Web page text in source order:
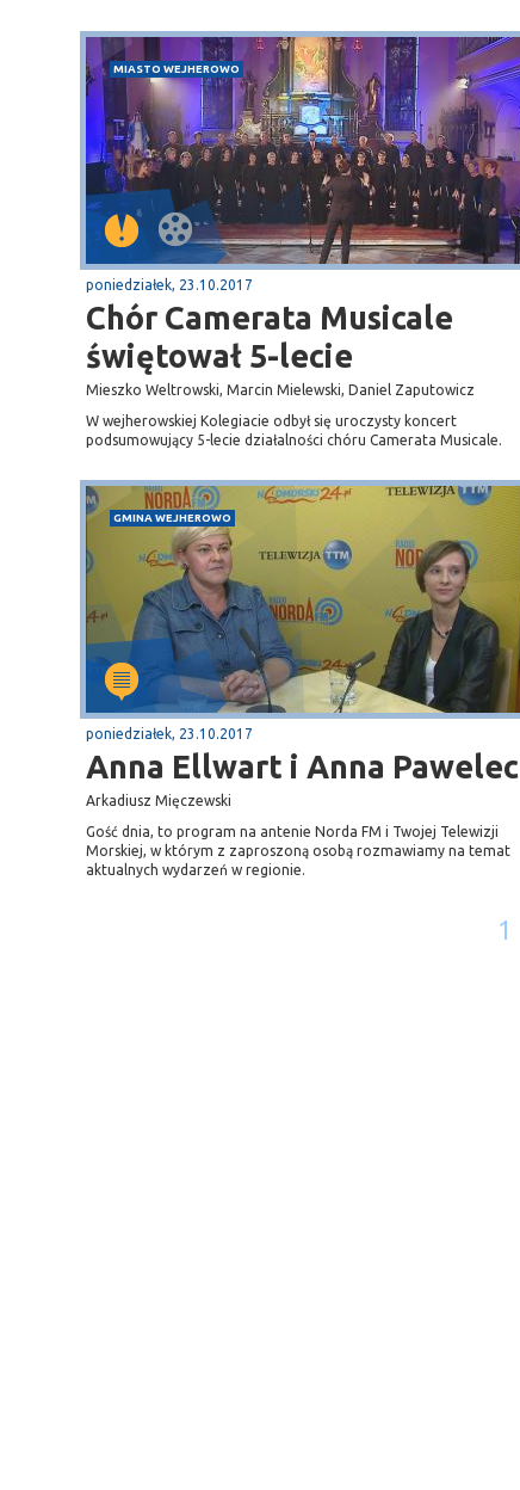
MIASTO WEJHEROWO
poniedziałek, 23.10.2017
Chór Camerata Musicale
świętował 5-lecie
Mieszko Weltrowski, Marcin Mielewski, Daniel Zaputowicz
W wejherowskiej Kolegiacie odbył się uroczysty koncert
podsumowujący 5-lecie działalności chóru Camerata Musicale.
GMINA WEJHEROWO
poniedziałek, 23.10.2017
Anna Ellwart i Anna Pawelec
Arkadiusz Mięczewski
Gość dnia, to program na antenie Norda FM i Twojej Telewizji
Morskiej, w którym z zaproszoną osobą rozmawiamy na temat
aktualnych wydarzeń w regionie.
1